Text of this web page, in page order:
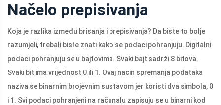
Načelo prepisivanja
Koja je razlika između brisanja i prepisivanja? Da biste to bolje
razumjeli, trebali biste znati kako se podaci pohranjuju. Digitalni
podaci pohranjuju se u bajtovima. Svaki bajt sadrži 8 bitova.
Svaki bit ima vrijednost 0 ili 1. Ovaj način spremanja podataka
naziva se binarnim brojevnim sustavom jer koristi dva simbola, 0
i 1. Svi podaci pohranjeni na računalu zapisuju se u binarni kod